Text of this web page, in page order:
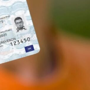
οργάνωση
την τοπική
και
να
ότι έχουμε